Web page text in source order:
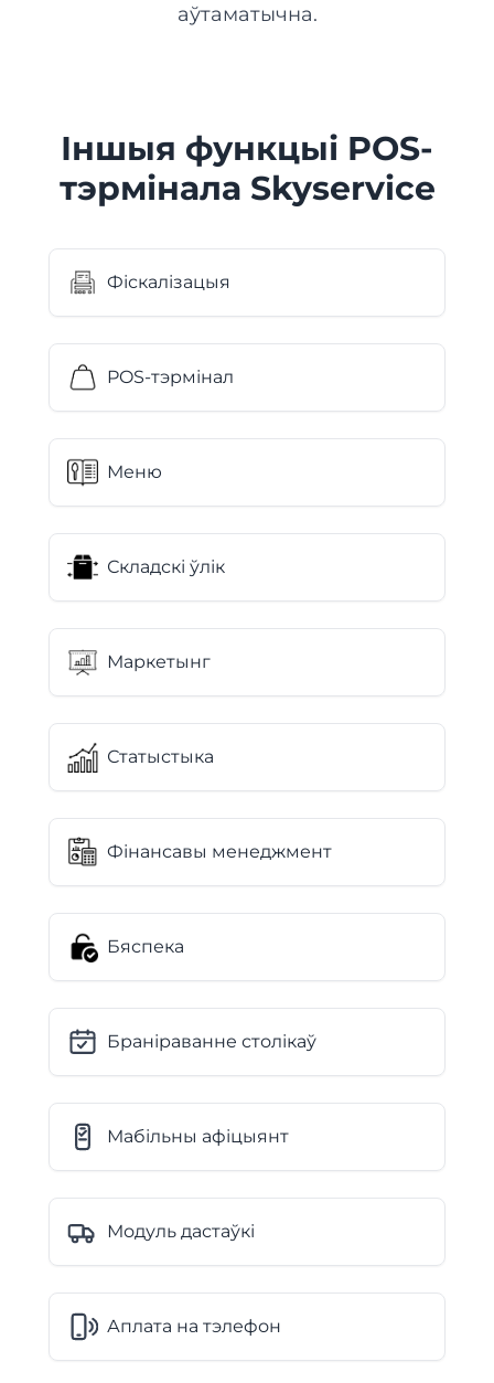
аўтаматычна.
Іншыя функцыі POS-
тэрмінала Skyservice
Фіскалізацыя
POS-тэрмінал
Меню
Складскі ўлік
Маркетынг
Статыстыка
Фінансавы менеджмент
Бяспека
Браніраванне столікаў
Мабільны афіцыянт
Модуль дастаўкі
Аплата на тэлефон